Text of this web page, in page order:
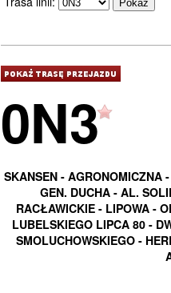
0N3
SKANSEN - AGRONOMICZNA
GEN. DUCHA - AL.
RACŁAWICKIE - LIPOWA -
LUBELSKIEGO LIPCA 80 -
SMOLUCHOWSKIEGO -